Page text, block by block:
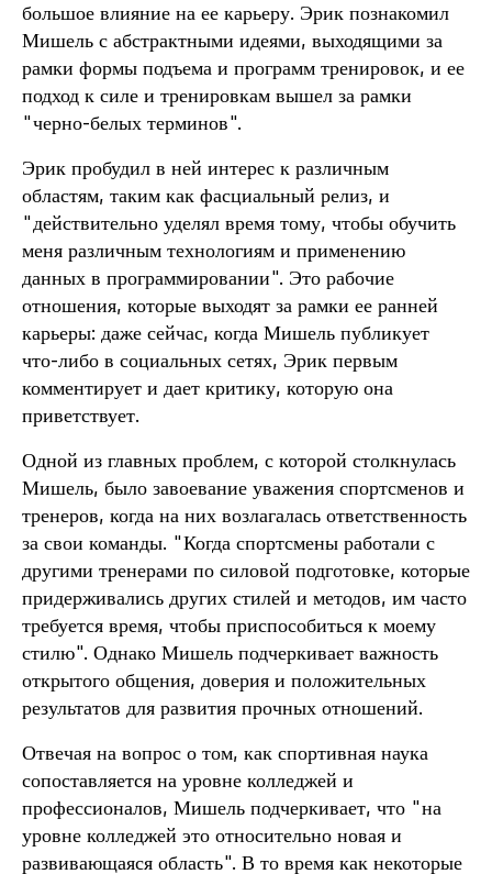
большое влияние на ее карьеру. Эрик познакомил
Мишель с абстрактными идеями, выходящими за
рамки формы подъема и программ тренировок, и ее
подход к силе и тренировкам вышел за рамки
"черно-белых терминов".
Эрик пробудил в ней интерес к различным
областям, таким как фасциальный релиз, и
"действительно уделял время тому, чтобы обучить
меня различным технологиям и применению
данных в программировании". Это рабочие
отношения, которые выходят за рамки ее ранней
карьеры: даже сейчас, когда Мишель публикует
что-либо в социальных сетях, Эрик первым
комментирует и дает критику, которую она
приветствует.
Одной из главных проблем, с которой столкнулась
Мишель, было завоевание уважения спортсменов и
тренеров, когда на них возлагалась ответственность
за свои команды. "Когда спортсмены работали с
другими тренерами по силовой подготовке, которые
придерживались других стилей и методов, им часто
требуется время, чтобы приспособиться к моему
стилю". Однако Мишель подчеркивает важность
открытого общения, доверия и положительных
результатов для развития прочных отношений.
Отвечая на вопрос о том, как спортивная наука
сопоставляется на уровне колледжей и
профессионалов, Мишель подчеркивает, что "на
уровне колледжей это относительно новая и
развивающаяся область". В то время как некоторые